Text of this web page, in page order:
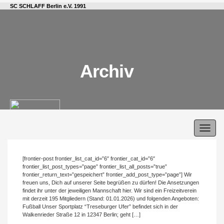
SC SCHLAFF Berlin e.V. 1991
Archiv
[frontier-post frontier_list_cat_id=”6″ frontier_cat_id=”6″
frontier_list_post_types=”page” frontier_list_all_posts=”true”
frontier_return_text=”gespeichert” frontier_add_post_type=”page”] Wir
freuen uns, Dich auf unserer Seite begrüßen zu dürfen! Die Ansetzungen
findet ihr unter der jeweiligen Mannschaft hier. Wir sind ein Freizeitverein
mit derzeit 195 Mitgliedern (Stand: 01.01.2026) und folgenden Angeboten:
Fußball Unser Sportplatz “Treseburger Ufer” befindet sich in der
Walkenrieder Straße 12 in 12347 Berlin; geht […]